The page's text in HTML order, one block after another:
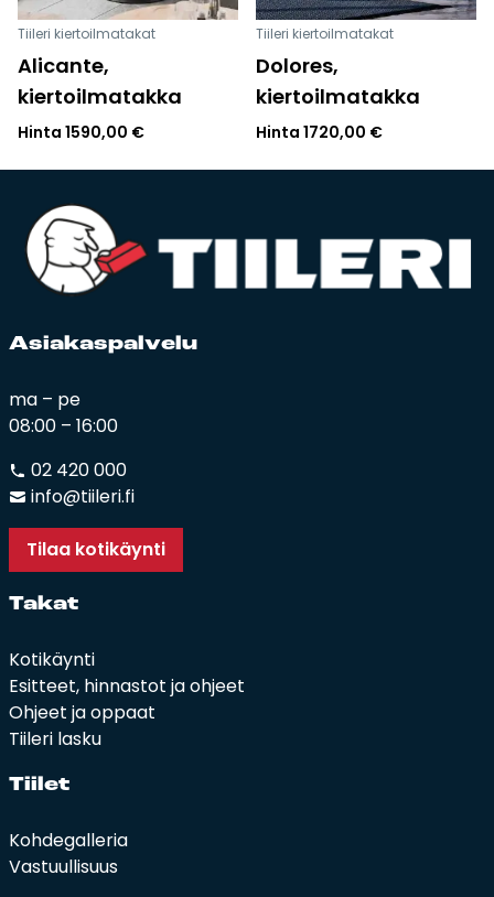
Tiileri kiertoilmatakat
Alicante,
kiertoilmatakka
Hinta 1590,00 €
Tiileri kiertoilmatakat
Dolores,
kiertoilmatakka
Hinta 1720,00 €
Asia­kas­pal­ve­lu
ma – pe
08:00 – 16:00
02 420 000
info@tiileri.fi
Tilaa kotikäynti
Ta­kat
Kotikäynti
Esitteet, hinnastot ja ohjeet
Ohjeet ja oppaat
Tiileri lasku
Tii­let
Kohdegalleria
Vastuullisuus